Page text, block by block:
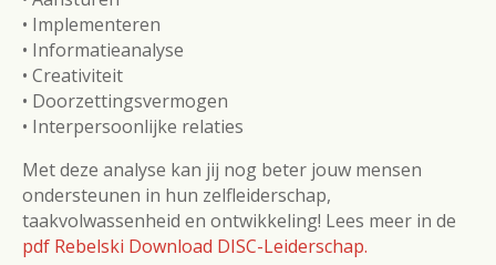
• Implementeren
• Informatieanalyse
• Creativiteit
• Doorzettingsvermogen
• Interpersoonlijke relaties
Met deze analyse kan jij nog beter jouw mensen
ondersteunen in hun zelfleiderschap,
taakvolwassenheid en ontwikkeling! Lees meer in de
pdf Rebelski Download DISC-Leiderschap.